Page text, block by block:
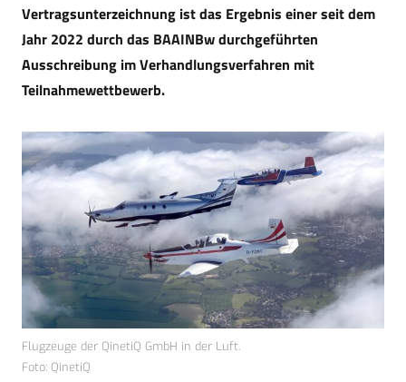
Vertragsunterzeichnung ist das Ergebnis einer seit dem
Jahr 2022 durch das BAAINBw durchgeführten
Ausschreibung im Verhandlungsverfahren mit
Teilnahmewettbewerb.
Flugzeuge der QinetiQ GmbH in der Luft.
Foto: QinetiQ